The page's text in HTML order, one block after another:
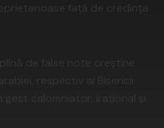
față de credința